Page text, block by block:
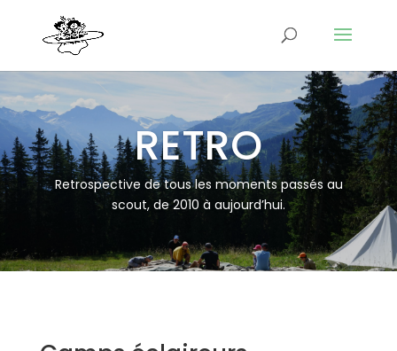
RETRO
Retrospective de tous les moments passés au
scout, de 2010 à aujourd’hui.